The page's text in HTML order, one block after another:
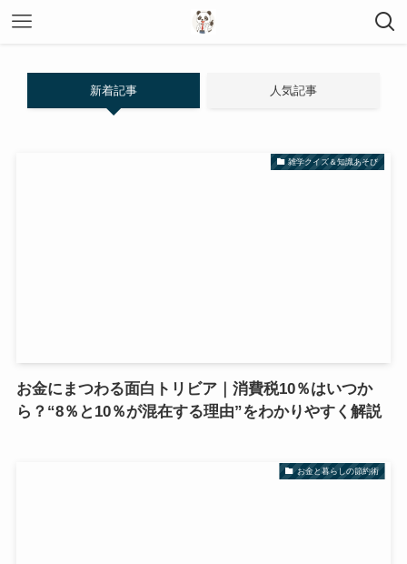
新着記事 人気記事
雑学クイズ＆知識あそび
お金にまつわる面白トリビア｜消費税10％はいつか
ら？“8％と10％が混在する理由”をわかりやすく解説
お金と暮らしの節約術